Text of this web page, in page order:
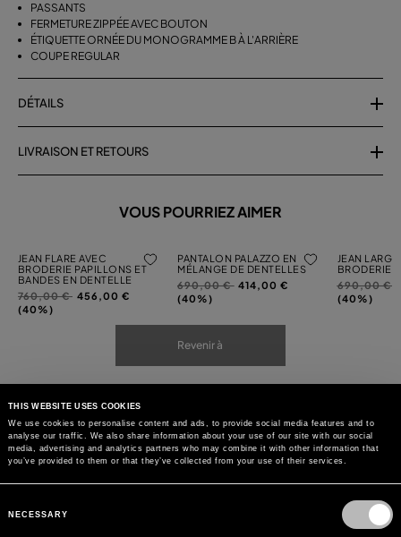
THIS WEBSITE USES COOKIES
We use cookies to personalise content and ads, to provide social media features and to
analyse our traffic. We also share information about your use of our site with our social
media, advertising and analytics partners who may combine it with other information that
you’ve provided to them or that they’ve collected from your use of their services.
Selection
NECESSARY
PASSANTS
FERMETURE ZIPPÉE AVEC BOUTON
ÉTIQUETTE ORNÉE DU MONOGRAMME B À L'ARRIÈRE
COUPE REGULAR
DÉTAILS
LIVRAISON ET RETOURS
VOUS POURRIEZ AIMER
JEAN FLARE AVEC
BRODERIE PAPILLONS ET
BANDES EN DENTELLE
Prix
réduit
760,00 €à456,00 €
(40%)
PANTALON PALAZZO EN
MÉLANGE DE DENTELLES
Prix
réduit
690,00 €à414,00 €
(40%)
JEAN
BRODERIE
Prix
réduit
690,00 €
(40%)
Revenir à